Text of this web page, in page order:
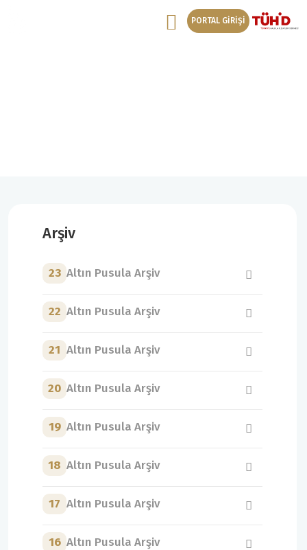
PORTAL GİRİŞİ
Arşiv
23 Altın Pusula Arşiv
22 Altın Pusula Arşiv
21 Altın Pusula Arşiv
20 Altın Pusula Arşiv
19 Altın Pusula Arşiv
18 Altın Pusula Arşiv
17 Altın Pusula Arşiv
16 Altın Pusula Arşiv